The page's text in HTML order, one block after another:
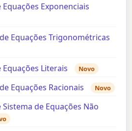
Exponenciais
Equações Trigonométricas
Literais Novo
Equações Racionais Novo
de Equações Não